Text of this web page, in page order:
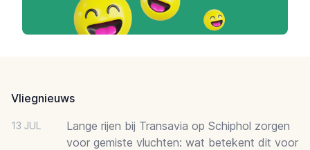
Vliegnieuws
13 JUL
Lange rijen bij Transavia op Schiphol zorgen
voor gemiste vluchten: wat betekent dit voor